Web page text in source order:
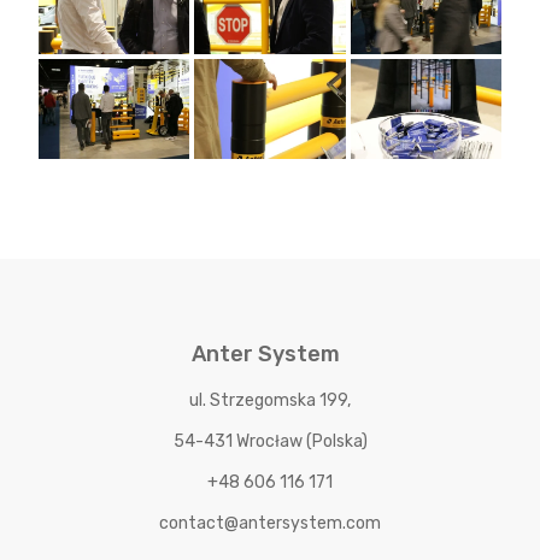
Anter System
ul. Strzegomska 199,
54-431 Wrocław (Polska)
+48 606 116 171
contact@antersystem.com